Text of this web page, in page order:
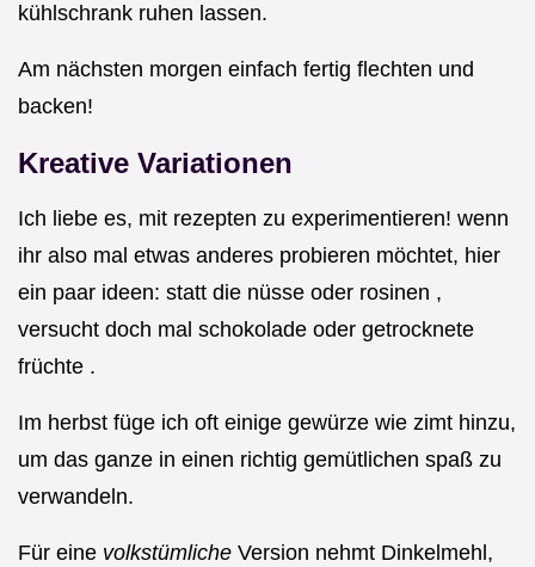
kühlschrank ruhen lassen.
Am nächsten morgen einfach fertig flechten und
backen!
Kreative Variationen
Ich liebe es, mit rezepten zu experimentieren! wenn
ihr also mal etwas anderes probieren möchtet, hier
ein paar ideen: statt die nüsse oder rosinen ,
versucht doch mal schokolade oder getrocknete
früchte .
Im herbst füge ich oft einige gewürze wie zimt hinzu,
um das ganze in einen richtig gemütlichen spaß zu
verwandeln.
Für eine volkstümliche Version nehmt Dinkelmehl,